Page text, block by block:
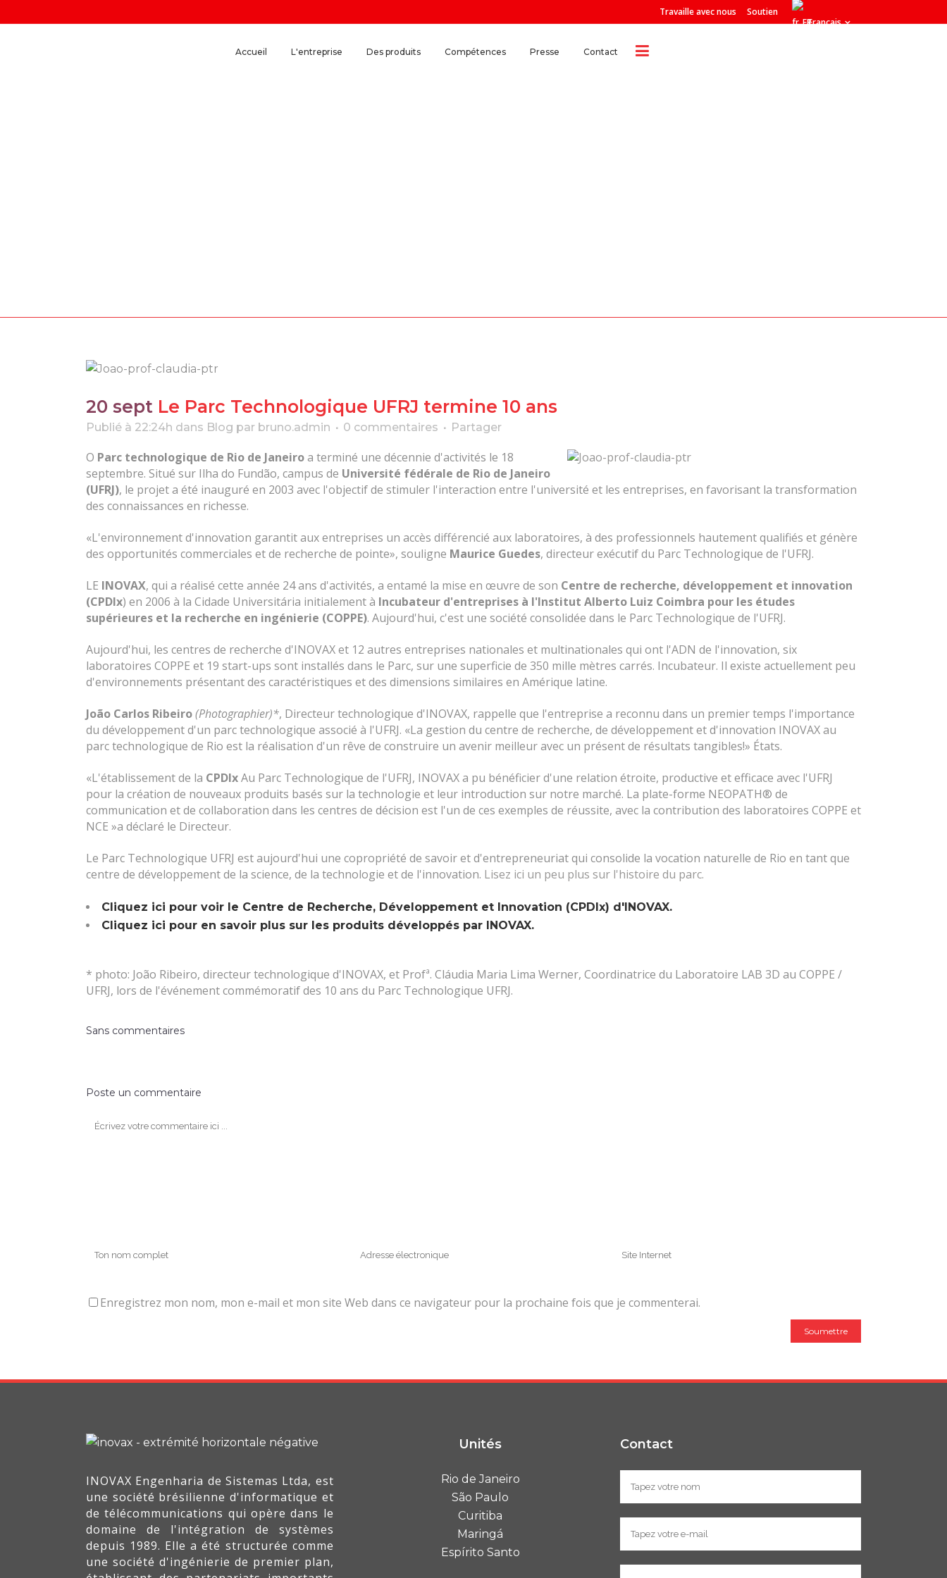
Travaille avec nous
Soutien
Français
Accueil L'entreprise Des produits Compétences Presse Contact
20 sept Le Parc Technologique UFRJ termine 10 ans
Publié à 22:24h dans Blog par bruno.admin 0 commentaires Partager
O Parc technologique de Rio de Janeiroa terminé une décennie d'activités le 18
septembre. Situé sur Ilha do Fundão, campus de Université fédérale de Rio de Janeiro
(UFRJ), le projet a été inauguré en 2003 avec l'objectif de stimuler l'interaction entre l'université et les entreprises, en favorisant la transformation
des connaissances en richesse.
«L'environnement d'innovation garantit aux entreprises un accès différencié aux laboratoires, à des professionnels hautement qualifiés et génère
des opportunités commerciales et de recherche de pointe», souligne Maurice Guedes, directeur exécutif du Parc Technologique de l'UFRJ.
LE INOVAX, qui a réalisé cette année 24 ans d'activités, a entamé la mise en œuvre de son Centre de recherche, développement et innovation
(CPDIx) en 2006 à la Cidade Universitária initialement à Incubateur d'entreprises à l'Institut Alberto Luiz Coimbra pour les études
supérieures et la recherche en ingénierie (COPPE). Aujourd'hui, c'est une société consolidée dans le Parc Technologique de l'UFRJ.
Aujourd'hui, les centres de recherche d'INOVAX et 12 autres entreprises nationales et multinationales qui ont l'ADN de l'innovation, six
laboratoires COPPE et 19 start-ups sont installés dans le Parc, sur une superficie de 350 mille mètres carrés. Incubateur. Il existe actuellement peu
d'environnements présentant des caractéristiques et des dimensions similaires en Amérique latine.
João Carlos Ribeiro(Photographier)*, Directeur technologique d'INOVAX, rappelle que l'entreprise a reconnu dans un premier temps l'importance
du développement d'un parc technologique associé à l'UFRJ. «La gestion du centre de recherche, de développement et d'innovation INOVAX au
parc technologique de Rio est la réalisation d'un rêve de construire un avenir meilleur avec un présent de résultats tangibles!» États.
«L'établissement de la CPDIxAu Parc Technologique de l'UFRJ, INOVAX a pu bénéficier d'une relation étroite, productive et efficace avec l'UFRJ
pour la création de nouveaux produits basés sur la technologie et leur introduction sur notre marché. La plate-forme NEOPATH® de
communication et de collaboration dans les centres de décision est l'un de ces exemples de réussite, avec la contribution des laboratoires COPPE et
NCE »a déclaré le Directeur.
Le Parc Technologique UFRJ est aujourd'hui une copropriété de savoir et d'entrepreneuriat qui consolide la vocation naturelle de Rio en tant que
centre de développement de la science, de la technologie et de l'innovation. Lisez ici un peu plus sur l'histoire du parc.
Cliquez ici pour voir le Centre de Recherche, Développement et Innovation (CPDIx) d'INOVAX.
Cliquez ici pour en savoir plus sur les produits développés par INOVAX.
* photo: João Ribeiro, directeur technologique d'INOVAX, et Profª. Cláudia Maria Lima Werner, Coordinatrice du Laboratoire LAB 3D au COPPE /
UFRJ, lors de l'événement commémoratif des 10 ans du Parc Technologique UFRJ.
Sans commentaires
Poste un commentaire
Enregistrez mon nom, mon e-mail et mon site Web dans ce navigateur pour la prochaine fois que je commenterai.
INOVAX Engenharia de Sistemas Ltda, est
une société brésilienne d'informatique et
de télécommunications qui opère dans le
domaine de l'intégration de systèmes
depuis 1989. Elle a été structurée comme
une société d'ingénierie de premier plan,
Unités
Rio de Janeiro
São Paulo
Curitiba
Maringá
Espírito Santo
Contact